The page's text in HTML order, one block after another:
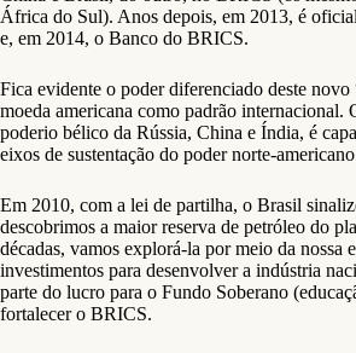
África do Sul). Anos depois, em 2013, é
e, em 2014, o Banco do BRICS.
Fica evidente o poder diferenciado deste novo
moeda americana como padrão internacional.
poderio bélico da Rússia, China e Índia, é
eixos de sustentação do poder norte-
Em 2010, com a lei de partilha, o Brasil
descobrimos a maior reserva de petróleo do
décadas, vamos explorá-la por meio da nossa
investimentos para desenvolver a indústria
parte do lucro para o Fundo Soberano
fortalecer o BRICS.